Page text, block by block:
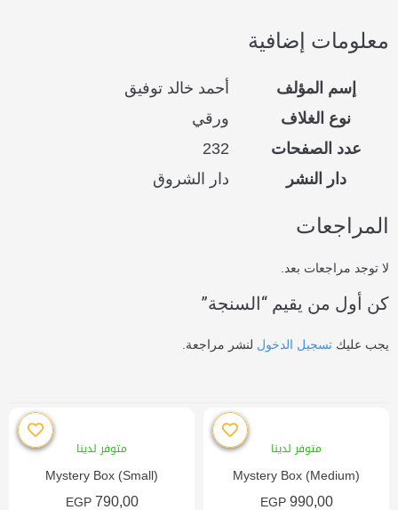
معلومات إضافية
إسم المؤلف
أحمد خالد توفيق
نوع الغلاف
ورقي
عدد الصفحات
232
دار النشر
دار الشروق
المراجعات
لا توجد مراجعات بعد.
كن أول من يقيم “السنجة”
يجب عليك تسجيل الدخول لنشر مراجعة.
متوفر لدينا
Mystery Box (Medium)
990,00
EGP
متوفر لدينا
Mystery Box (Small)
790,00
EGP